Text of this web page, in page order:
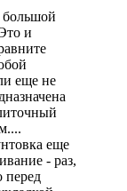
большой
и
еще не
еще
- раз,
перед